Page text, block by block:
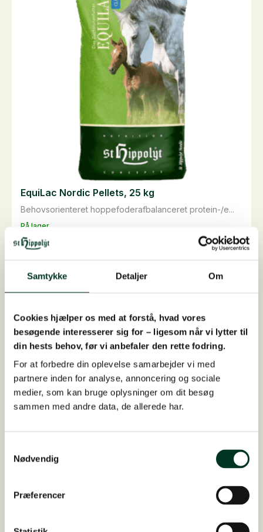
Samtykke Detaljer Om
Cookies hjælper os med at forstå, hvad vores
besøgende interesserer sig for – ligesom når vi lytter til
din hests behov, før vi anbefaler den rette fodring.
For at forbedre din oplevelse samarbejder vi med
partnere inden for analyse, annoncering og sociale
medier, som kan bruge oplysninger om dit besøg
sammen med andre data, de allerede har.
Nødvendig
Præferencer
På lager
Behovsorienteret hoppefoderafbalanceret protein-/e...
EquiLac Nordic Pellets, 25 kg
395,00
Pellets,
kg